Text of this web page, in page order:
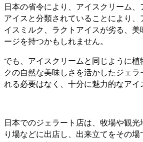
日本の省令により、アイスクリーム、
アイスと分類されていることにより
イスミルク、ラクトアイスが劣る、美
ージを持つかもしれません。
でも、アイスクリームと同じように
クの自然な美味しさを活かしたジェ
れる必要はなく、十分に魅力的なアイ
日本でのジェラート店は、牧場や観
り場などに出店し、出来立てをその場